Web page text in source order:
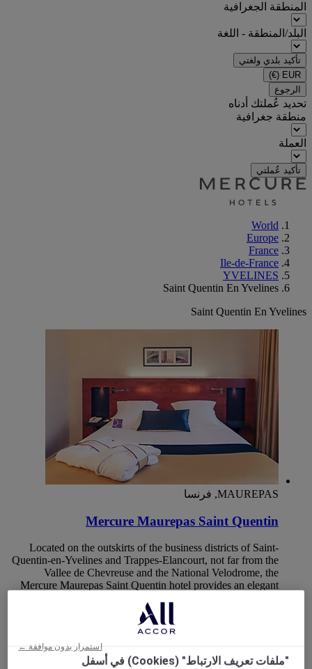
المنطقة الجغرافية
البلد/المنطقة - اللغة
تأكيد بلدي ولغتي
EUR
(€)
الرجوع
تحديد عُملتك أدناه
منطقة جغرافية
العملة
تأكيد عُملتي
World
Europe
France
Ile-de-France
YVELINES
Saint Quentin En Yvelines
Saint Quentin En Yvelines
MAUREPAS, فرنسا
Mercure Maurepas Saint Quentin
Located on the outskirts of the business districts of Saint-
Quentin-en-Yvelines and Trappes-Elancourt, not far from the
Vallee de Chevreuse and the National Velodrome, the
Mercure Maurepas Saint Quentin hotel provides an elegant
serves home-cooked food and you can eat on the terrace in
summer. We have 5 modular meeting rooms that can
accommodate up to 150 people, in a space especially
designed to ensure the success of your meetings.
"ملفات تعريف الارتباط" (Cookies) في أسفل
استمرار بدون موافقة ←